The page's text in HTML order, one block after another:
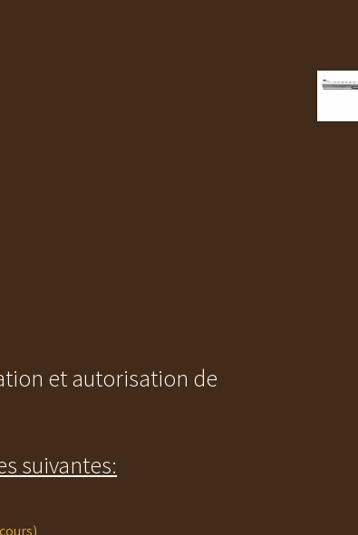
et autorisation de
suivantes: